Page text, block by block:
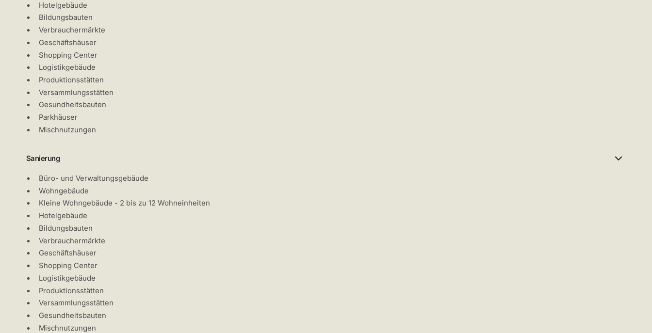
Hotelgebäude
Bildungsbauten
Verbrauchermärkte
Geschäftshäuser
Shopping Center
Logistikgebäude
Produktionsstätten
Versammlungsstätten
Gesundheitsbauten
Parkhäuser
Mischnutzungen
Sanierung
Büro- und Verwaltungsgebäude
Wohngebäude
Kleine Wohngebäude - 2 bis zu 12 Wohneinheiten
Hotelgebäude
Bildungsbauten
Verbrauchermärkte
Geschäftshäuser
Shopping Center
Logistikgebäude
Produktionsstätten
Versammlungsstätten
Gesundheitsbauten
Mischnutzungen